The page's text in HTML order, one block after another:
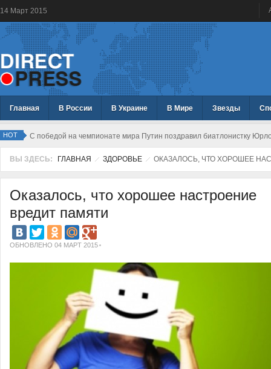
14 Март 2015
Главная В России В Украине В Мире Звезды
HOT С победой на чемпионате мира Путин поздравил биатлонистку
ВЫ ЗДЕСЬ: ГЛАВНАЯ ЗДОРОВЬЕ ОКАЗАЛОСЬ, ЧТО ХОРОШЕЕ
Оказалось, что хорошее настроение
вредит памяти
ОБНОВЛЕНО 04 МАРТ 2015